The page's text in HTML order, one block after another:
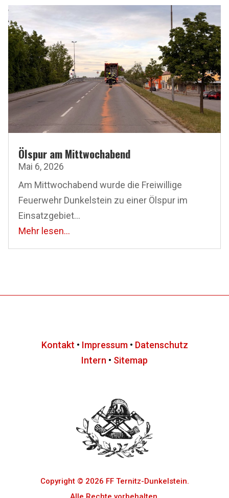
Ölspur am Mittwochabend
Mai 6, 2026
Am Mittwochabend wurde die Freiwillige
Feuerwehr Dunkelstein zu einer Ölspur im
Einsatzgebiet...
Mehr lesen...
Kontakt • Impressum • Datenschutz
Intern • Sitemap
Copyright © 2026 FF Ternitz-Dunkelstein.